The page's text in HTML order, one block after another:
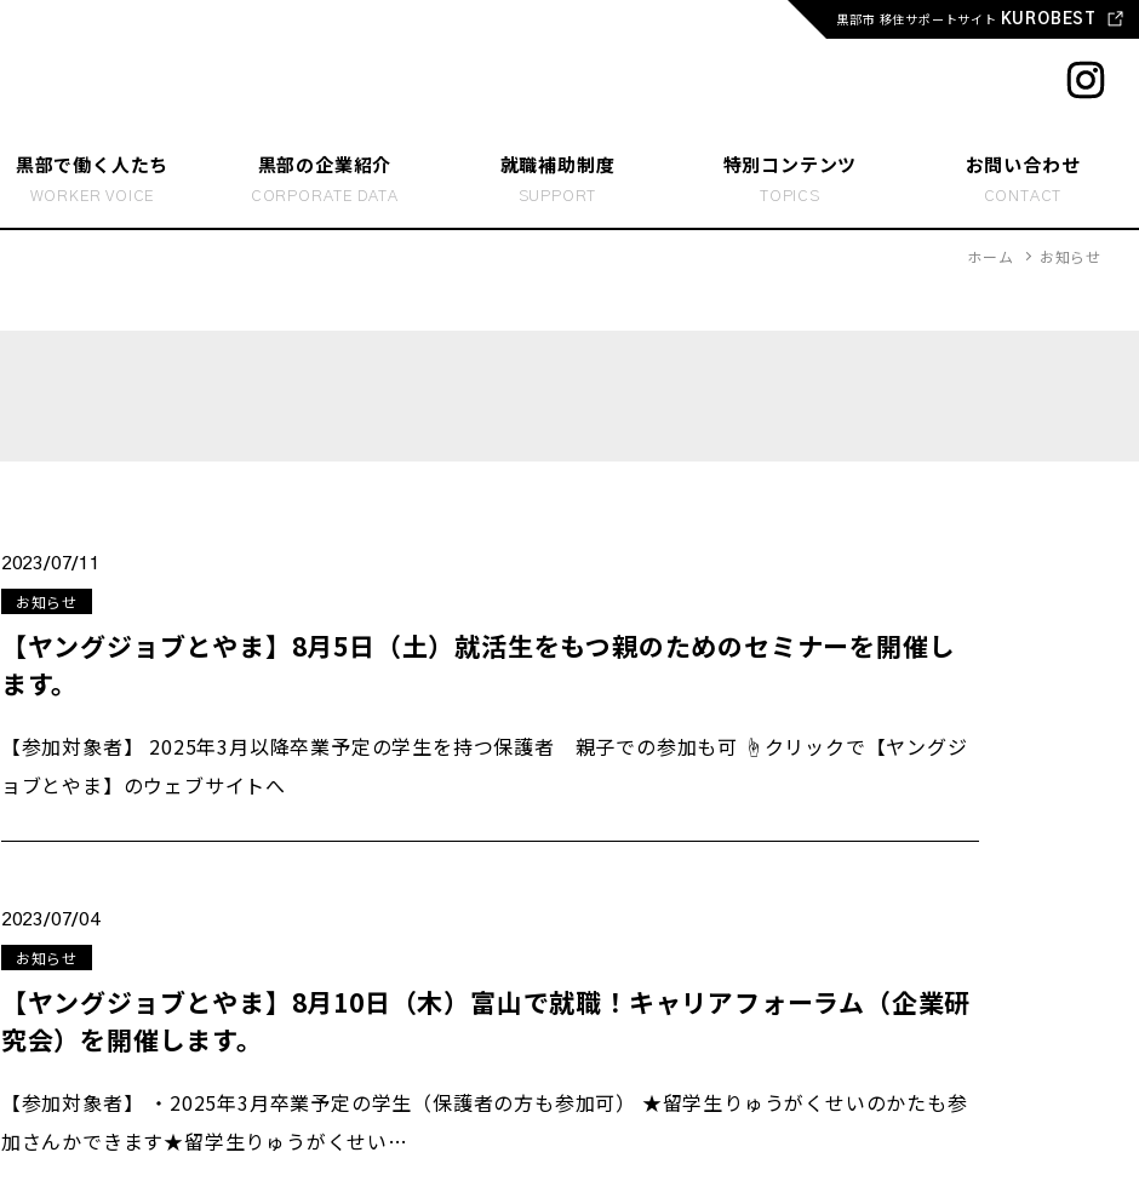
黒部で働く人たち
WORKER VOICE
黒部の企業紹介
CORPORATE DATA
就職補助制度
SUPPORT
特別コンテンツ
TOPICS
お問い合わせ
CONTACT
黒部市 移住サポートサイト KUROBEST
ホーム お知らせ
2023/07/11
お知らせ
【ヤングジョブとやま】8月5日（土）就活生をもつ親のためのセミナーを開催し
ます。
【参加対象者】 2025年3月以降卒業予定の学生を持つ保護者 親子での参加も可 ☝クリックで【ヤングジ
ョブとやま】のウェブサイトへ
2023/07/04
お知らせ
【ヤングジョブとやま】8月10日（木）富山で就職！キャリアフォーラム（企業研
究会）を開催します。
【参加対象者】 ・2025年3月卒業予定の学生（保護者の方も参加可） ★留学生りゅうがくせいのかたも参
加さんかできます★留学生りゅうがくせい…